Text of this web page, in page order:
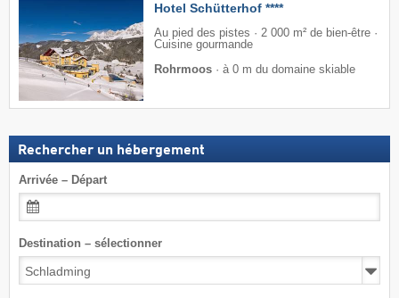
Hotel Schütterhof ****
Au pied des pistes · 2 000 m² de bien-être ·
Cuisine gourmande
Rohrmoos · à 0 m du domaine skiable
Rechercher un hébergement
Arrivée – Départ
Destination – sélectionner